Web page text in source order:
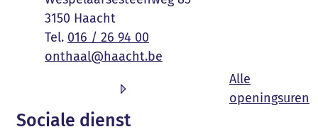
,3150 Haacht
016 / 26 94 00
E-mailonthaal@haacht.be
Alle
openingsuren
Sociale dienst